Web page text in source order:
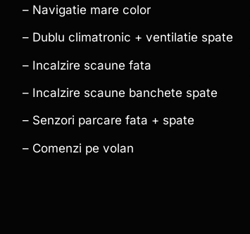
– Navigatie mare color
– Dublu climatronic + ventilatie spate
– Incalzire scaune fata
– Incalzire scaune banchete spate
– Senzori parcare fata + spate
– Comenzi pe volan